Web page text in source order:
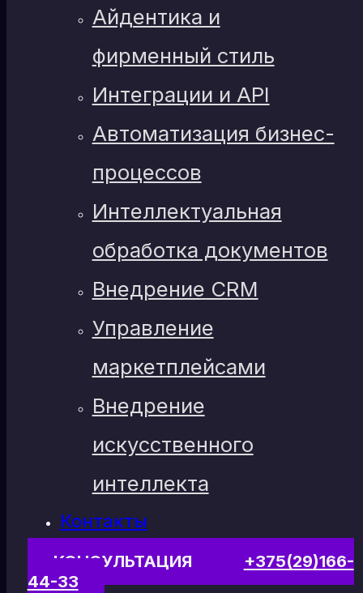
Айдентика и
фирменный стиль
Интеграции и API
Автоматизация бизнес-
процессов
Интеллектуальная
обработка документов
Внедрение CRM
Управление
маркетплейсами
Внедрение
искусственного
интеллекта
Контакты
КОНСУЛЬТАЦИЯ
+375(29)166-
44-33